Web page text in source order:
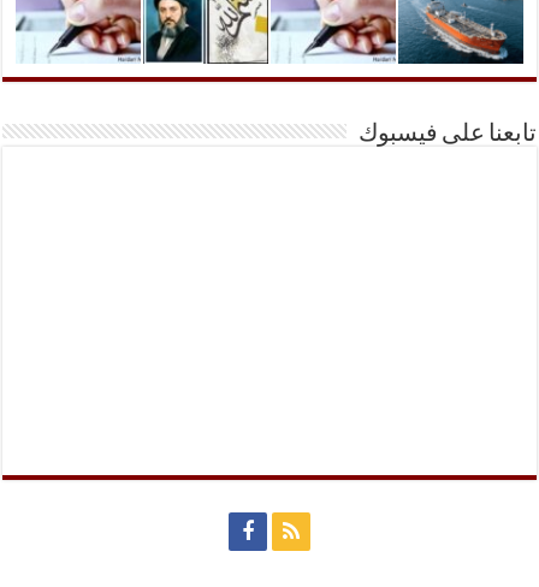
تابعنا على فيسبوك